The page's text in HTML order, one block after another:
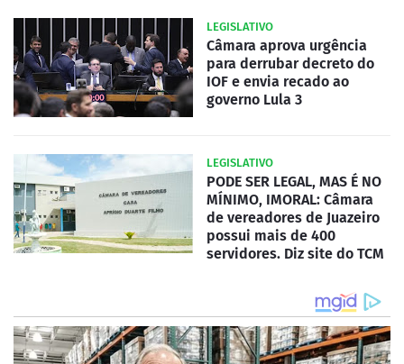
LEGISLATIVO
Câmara aprova urgência
para derrubar decreto do
IOF e envia recado ao
governo Lula 3
LEGISLATIVO
PODE SER LEGAL, MAS É NO
MÍNIMO, IMORAL: Câmara
de vereadores de Juazeiro
possui mais de 400
servidores. Diz site do TCM